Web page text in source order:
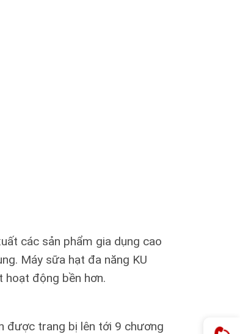
các sản phẩm gia dụng cao
Máy sữa hạt đa năng KU
hoạt động bền hơn.
được trang bị lên tới 9 chương